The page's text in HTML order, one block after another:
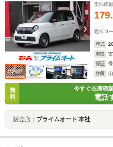
支払総額
179.
通常ロ
年式
車検
保証
住所
無
料
今すぐ在庫確
電話
販売店： プライムオート 本社